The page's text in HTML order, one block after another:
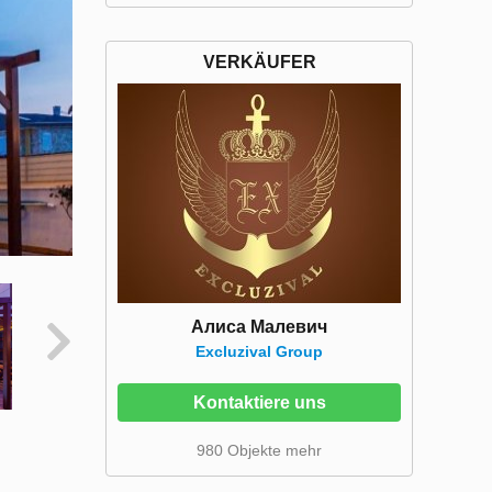
VERKÄUFER
Алиса Малевич
Excluzival Group
Kontaktiere uns
980 Objekte mehr